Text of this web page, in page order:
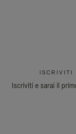
ISCRIVITI
Iscriviti e sarai il